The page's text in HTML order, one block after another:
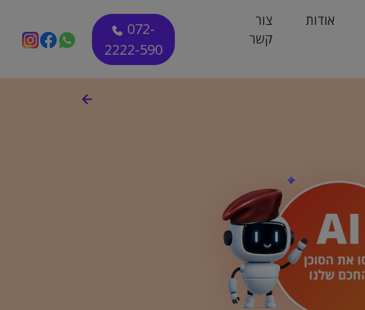
אודות
צור
קשר
072-
2222-590